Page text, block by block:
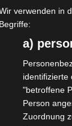
mit
verwenden in
Begriffe:
a)
identifizierte
"betroffene
Person
Zuordnung